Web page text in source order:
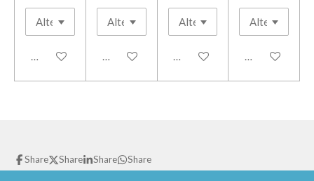
Add to cart Add to cart Add to cart Add to cart
Share Share Share Share